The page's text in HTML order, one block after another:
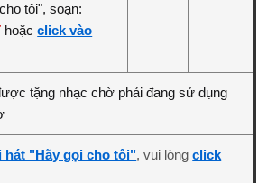
tôi", soạn:
hoặcclick vào
tặng nhạc chờ phải đang sử dụng
hát "Hãy gọi cho tôi", vui lòngclick